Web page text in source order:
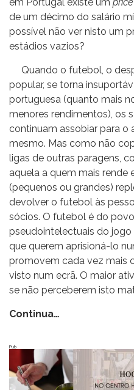
de um décimo do salário
possível não ver nisto um
estádios vazios?
Quando o futebol, o
popular, se torna
portuguesa (quanto mais
menores rendimentos), os
continuam assobiar para o
mesmo. Mas como não
ligas de outras paragens,
aquela a quem mais rende
(pequenos ou grandes)
devolver o futebol às
sócios. O futebol é do
pseudointelectuais do
que querem aprisioná-lo
promovem cada vez mais
visto num ecrã. O maior
se não perceberem isto
Continua…
Pub